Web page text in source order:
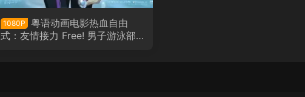
1080P
粤语动画电影热血自由
式：友情接力 Free! 男子游泳部